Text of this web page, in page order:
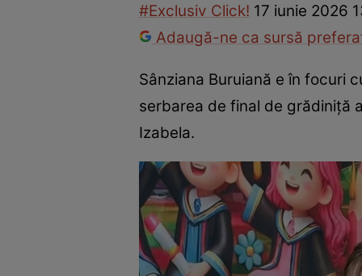
#Exclusiv Click! 17 iunie 2026
Adaugă-ne ca sursă
Sânziana Buruiană e în focuri
serbarea de final de grădiniță
Izabela.